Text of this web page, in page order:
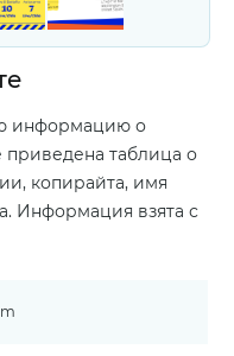
информацию о
таблица о
копирайта, имя
Информация взята с